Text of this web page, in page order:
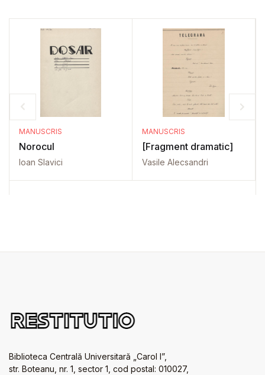
MANUSCRIS
Norocul
Ioan Slavici
MANUSCRIS
[Fragment dramatic]
Vasile Alecsandri
Biblioteca Centrală Universitară „Carol I”,
str. Boteanu, nr. 1, sector 1, cod postal: 010027,